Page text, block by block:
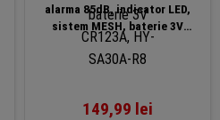
alarma 85dB, indicator LED,
sistem MESH, baterie 3V
CR123A, HY-SA30A-R8
149,99 lei